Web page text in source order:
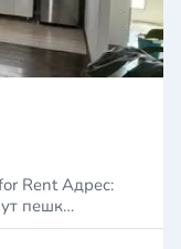
Адрес:
пешк…